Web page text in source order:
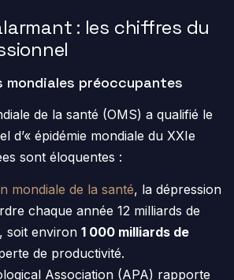
: les chiffres du
préoccupantes
de la santé (OMS) a qualifié le
d’« épidémie mondiale du XXIe
sont éloquentes :
mondiale de la santé, la dépression
chaque année 12 milliards de
soit environ 1 000 milliards de
de productivité.
Association (APA) rapporte